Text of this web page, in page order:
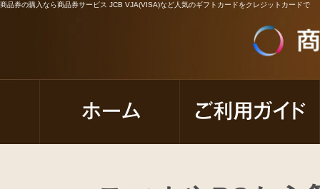
商品券の購入なら商品券サービス JCB VJA(VISA)など人気のギフトカードをクレジットカードで